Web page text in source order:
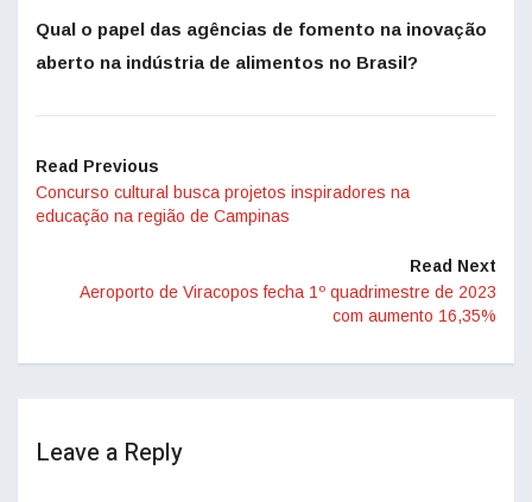
Qual o papel das agências de fomento na inovação
aberto na indústria de alimentos no Brasil?
Read Previous
Concurso cultural busca projetos inspiradores na
educação na região de Campinas
Read Next
Aeroporto de Viracopos fecha 1º quadrimestre de 2023
com aumento 16,35%
Leave a Reply